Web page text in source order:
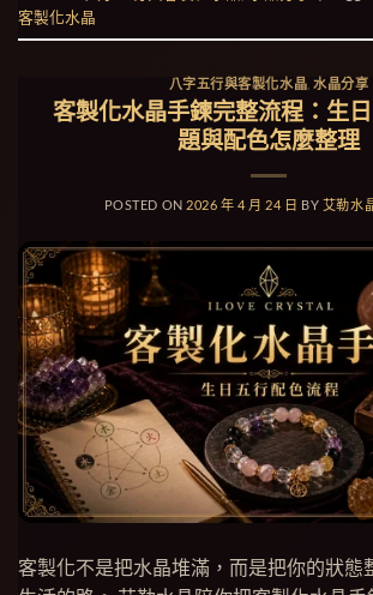
客製化水晶
八字五行與客製化水晶 ,水晶分享
客製化水晶手鍊完整流程：生
題與配色怎麼整理
POSTED ON 2026 年 4 月 24 日 BY 艾勒水
客製化不是把水晶堆滿，而是把你的狀態